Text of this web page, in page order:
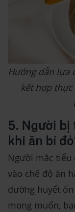
Hướng dẫn lựa
kết hợp
5. Người bị
khi ăn bí
Người mắc tiểu
vào chế độ ăn
đường huyết
mong muốn,